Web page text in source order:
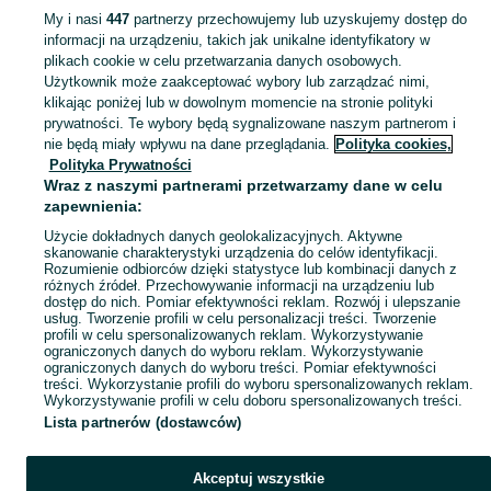
Glebogryzarka do
minitraktora, traktora
c-360,330
1 700 zł
24 lipca 2026
Nowa glebogryzarka
Agrostar zawieszana
5 899 zł
06 sierpnia 2026
Strona główna Dom i Ogród Ogród Maszyny ogrodowe
Glebogryzarki
Glebogryzarki - Zachodniopomorskie
Glebogryzarki - Łobez
KATEGORIA
My i nasi 447partnerzy przechowujemy lub uzyskujemy dostęp do
informacji na urządzeniu, takich jak unikalne identyfikatory w
plikach cookie w celu przetwarzania danych osobowych.
Użytkownik może zaakceptować wybory lub zarządzać nimi,
klikając poniżej lub w dowolnym momencie na stronie polityki
prywatności. Te wybory będą sygnalizowane naszym partnerom i
nie będą miały wpływu na dane przeglądania. Polityka cookies,
Polityka Prywatności
Wraz z naszymi partnerami przetwarzamy dane w celu
zapewnienia:
Użycie dokładnych danych geolokalizacyjnych. Aktywne
skanowanie charakterystyki urządzenia do celów identyfikacji.
Rozumienie odbiorców dzięki statystyce lub kombinacji danych z
różnych źródeł. Przechowywanie informacji na urządzeniu lub
dostęp do nich. Pomiar efektywności reklam. Rozwój i ulepszanie
usług. Tworzenie profili w celu personalizacji treści. Tworzenie
profili w celu spersonalizowanych reklam. Wykorzystywanie
ograniczonych danych do wyboru reklam. Wykorzystywanie
ograniczonych danych do wyboru treści. Pomiar efektywności
treści. Wykorzystanie profili do wyboru spersonalizowanych reklam.
Wykorzystywanie profili w celu doboru spersonalizowanych treści.
Lista partnerów (dostawców)
Akceptuj wszystkie